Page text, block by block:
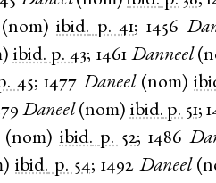
nom)ibid. p. 41;1456
) ibid. p. 43; 1461 Danneel(
45;1477 Daneel(nom)
Daneel(nom) ibid. p. 51;
nom) ibid. p. 52;1486
)ibid. p. 54;1492 Daneel(